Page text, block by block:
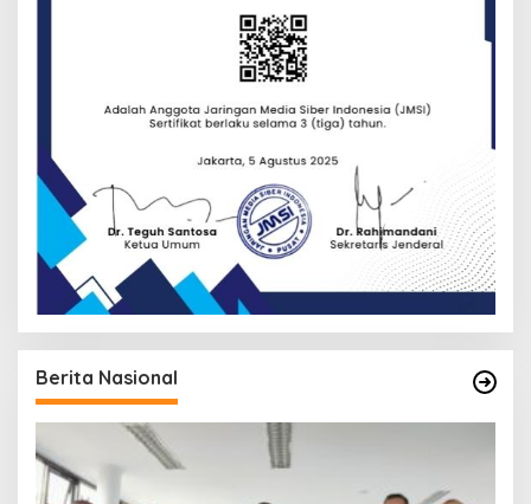
Berita Nasional